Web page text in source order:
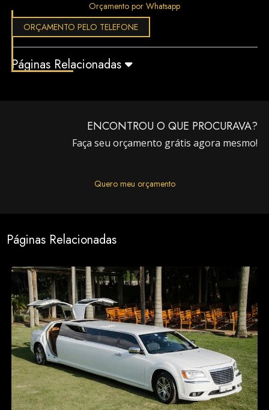
Orçamento por Whatsapp
ORÇAMENTO PELO TELEFONE
Páginas Relacionadas
ENCONTROU O QUE PROCURAVA?
Faça seu orçamento grátis agora mesmo!
Quero meu orçamento
Páginas Relacionadas